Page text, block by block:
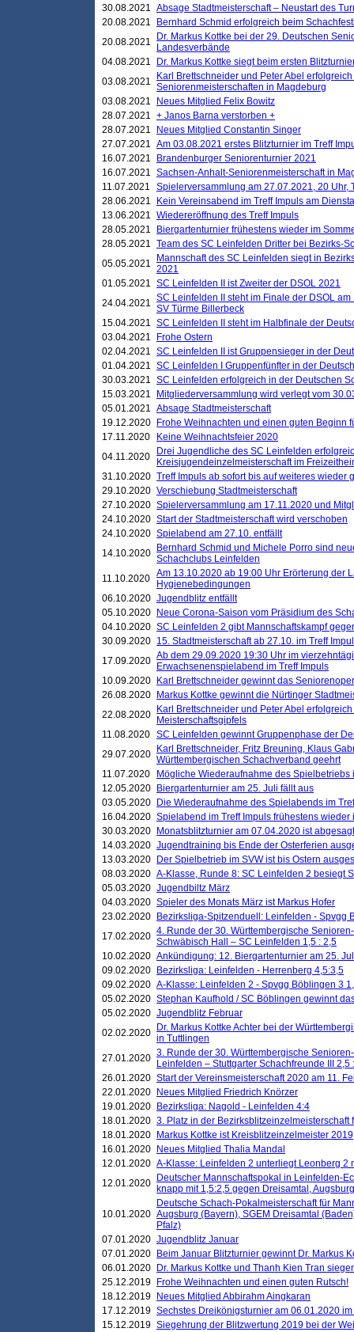
30.08.2021 Absage Stadtmeisterschaft – Neustart des
20.08.2021
Bernhard Schmid erfolgreich beim
20.08.2021
Dr. Markus Kottke bei der 29. Deutschen
Landesverbände
04.08.2021
Dr. Markus Kottke siegt beim ersten
03.08.2021
Karl Brettschneider und Peter Abel
Seniorenmeisterschaften in Magdeburg
03.08.2021
Neues Mitglied Felix Bowitz
28.07.2021 + Janos Barna verstorben +
28.07.2021
Neues Mitglied Constantin Singer
27.07.2021 Am 03.08.2021 erstes Blitzturnier im Treff
16.07.2021
Brandenburger Seniorenturnier 2021
16.07.2021 Sachsen-Anhalt-Seniorenmeisterschaft in
11.07.2021
Spielerversammlung am 27.07.2021, 20 Uhr,
28.06.2021
Kein Vereinsabend im Treff Impuls am
13.06.2021 Wiedereröffnung des Treff Impuls
28.05.2021
Biergartenturnier frühestens wieder im
28.05.2021 Team des SC Leinfelden Dritter bei Bezirks-
05.05.2021
Mannschaft des SC Leinfelden siegt in
2021
01.05.2021 SC Leinfelden II ist Zweiter der DSOL 2021
24.04.2021 SC Leinfelden II steht im Finale der DSOL
SV Türme Billerbeck
15.04.2021 SC Leinfelden II steht im Halbfinale der
03.04.2021
Frohe Ostern
02.04.2021 SC Leinfelden II ist Gruppensieger in der
01.04.2021 SC Leinfelden I Gruppenfünfter in der
30.03.2021 SC Leinfelden erfolgreich in der Deutschen
15.03.2021
Mitgliederversammlung wird verlegt vom
05.01.2021 Absage Stadtmeisterschaft
19.12.2020
Frohe Weihnachten und einen guten Beginn
17.11.2020
Keine Weihnachtsfeier 2020
04.11.2020
Drei Jugendliche des SC Leinfelden
Kreisjugendeinzelmeisterschaft im
31.10.2020 Treff Impuls ab sofort bis auf weiteres wieder
29.10.2020 Verschiebung Stadtmeisterschaft
27.10.2020 Spielerversammlung am 17.11.2020 und
24.10.2020 Start der Stadtmeisterschaft wird verschoben
24.10.2020 Spielabend am 27.10. entfällt
14.10.2020
Bernhard Schmid und Michele Porro sind
Schachclubs Leinfelden
11.10.2020 Am 13.10.2020 ab 19:00 Uhr Erörterung der
Hygienebedingungen
06.10.2020 Jugendblitz entfällt
05.10.2020
Neue Corona-Saison vom Präsidium des
04.10.2020 SC Leinfelden 2 gibt Mannschaftskampf
30.09.2020 15. Stadtmeisterschaft ab 27.10. im Treff
17.09.2020 Ab dem 29.09.2020 19:30 Uhr im
Erwachsenenspielabend im Treff Impuls
10.09.2020
Karl Brettschneider gewinnt das
26.08.2020
Markus Kottke gewinnt die Nürtinger
22.08.2020
Karl Brettschneider und Peter Abel
Meisterschaftsgipfels
11.08.2020 SC Leinfelden gewinnt Gruppenphase der
29.07.2020
Karl Brettschneider, Fritz Breuning, Klaus
Württembergischen Schachverband geehrt
11.07.2020
Mögliche Wiederaufnahme des Spielbetriebs
12.05.2020
Biergartenturnier am 25. Juli fällt aus
03.05.2020
Die Wiederaufnahme des Spielabends im
16.04.2020 Spielabend im Treff Impuls frühestens wieder
30.03.2020
Monatsblitzturnier am 07.04.2020 ist abgesagt
14.03.2020 Jugendtraining bis Ende der Osterferien
13.03.2020
Der Spielbetrieb im SVW ist bis Ostern
08.03.2020 A-Klasse, Runde 8: SC Leinfelden 2 besiegt
05.03.2020 Jugendbiltz März
04.03.2020 Spieler des Monats März ist Markus Hofer
23.02.2020
Bezirksliga-Spitzenduell: Leinfelden - Spvgg
17.02.2020 4. Runde der 30. Württembergische
Schwäbisch Hall – SC Leinfelden 1,5 : 2,5
10.02.2020 Ankündigung: 12. Biergartenturnier am 25.
09.02.2020
Bezirksliga: Leinfelden - Herrenberg 4,5:3,5
09.02.2020 A-Klasse: Leinfelden 2 - Spvgg Böblingen 3
05.02.2020 Stephan Kaufhold / SC Böblingen gewinnt
05.02.2020 Jugendblitz Februar
02.02.2020
Dr. Markus Kottke Achter bei der
in Tuttlingen
27.01.2020 3. Runde der 30. Württembergische
Leinfelden – Stuttgarter Schachfreunde III 2,5
26.01.2020 Start der Vereinsmeisterschaft 2020 am 11.
22.01.2020
Neues Mitglied Friedrich Knörzer
19.01.2020
Bezirksliga: Nagold - Leinfelden 4:4
18.01.2020 3. Platz in der Bezirksblitzeinzelmeisterschaft
18.01.2020
Markus Kottke ist Kreisblitzeinzelmeister 2019
16.01.2020
Neues Mitglied Thalia Mandal
12.01.2020 A-Klasse: Leinfelden 2 unterliegt Leonberg 2
12.01.2020
Deutscher Mannschaftspokal in Leinfelden-
knapp mit 1,5:2,5 gegen Dreisamtal,
10.01.2020
Deutsche Schach-Pokalmeisterschaft für
Augsburg (Bayern), SGEM Dreisamtal
Pfalz)
07.01.2020 Jugendblitz Januar
07.01.2020
Beim Januar Blitzturnier gewinnt Dr. Markus
06.01.2020
Dr. Markus Kottke und Thanh Kien Tran
25.12.2019
Frohe Weihnachten und einen guten Rutsch!
18.12.2019
Neues Mitglied Abbirahm Aingkaran
17.12.2019 Sechstes Dreikönigsturnier am 06.01.2020
15.12.2019 Siegehrung der Blitzwertung 2019 bei der